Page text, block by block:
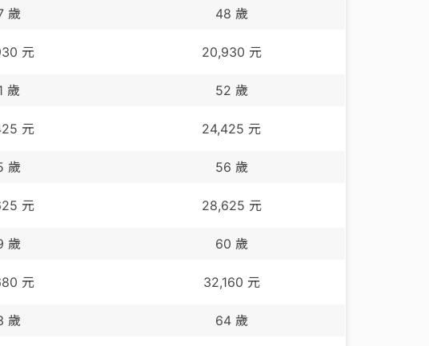
歲
元
48 歲
20,930 元
歲
元
52 歲
24,425 元
歲
元
56 歲
28,625 元
歲
元
60 歲
32,160 元
歲 64歲